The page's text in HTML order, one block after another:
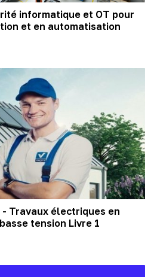
informatique et OT pour
et en automatisation
Travaux électriques en
tension Livre 1